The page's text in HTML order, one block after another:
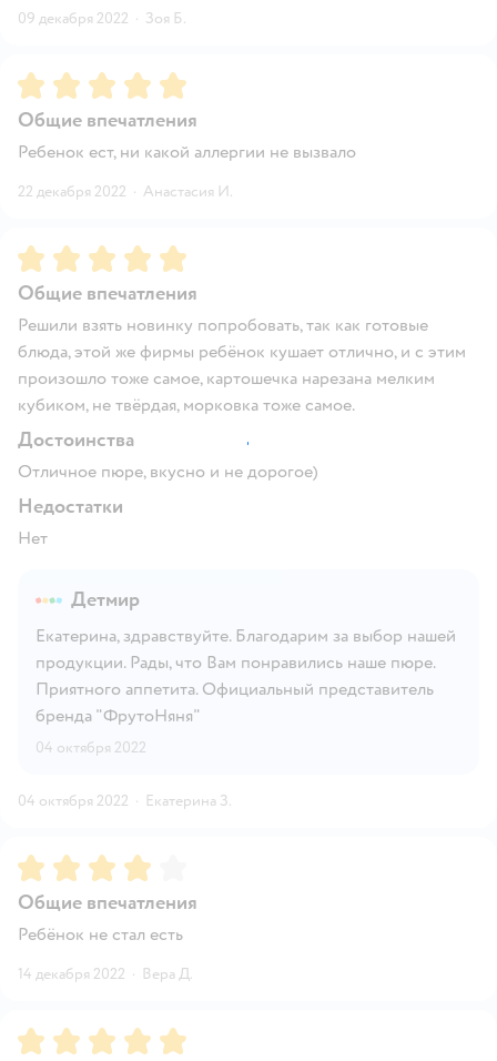
09 декабря 2022 · Зоя Б.
Рейтинг:5
Общие впечатления
Ребенок ест, ни какой аллергии не вызвало
22 декабря 2022 · Анастасия И.
Рейтинг:5
Общие впечатления
Решили взять новинку попробовать, так как готовые
блюда, этой же фирмы ребёнок кушает отлично, и с этим
произошло тоже самое, картошечка нарезана мелким
кубиком, не твёрдая, морковка тоже самое.
Достоинства
Отличное пюре, вкусно и не дорогое)
Недостатки
Нет
Детмир
Екатерина, здравствуйте. Благодарим за выбор нашей
продукции. Рады, что Вам понравились наше пюре.
Приятного аппетита. Официальный представитель
бренда "ФрутоНяня"
04 октября 2022
04 октября 2022 · Екатерина З.
Рейтинг:4
Общие впечатления
Ребёнок не стал есть
14 декабря 2022 · Вера Д.
Рейтинг:5